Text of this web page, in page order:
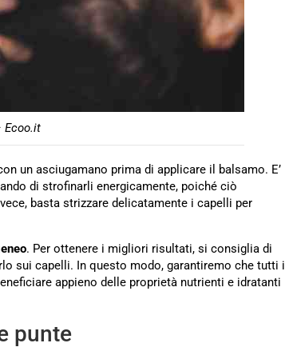
Ecoo.it
un asciugamano prima di applicare il balsamo. E’
di strofinarli energicamente, poiché ciò
basta strizzare delicatamente i capelli per
. Per ottenere i migliori risultati, si consiglia di
sui capelli. In questo modo, garantiremo che tutti i
appieno delle proprietà nutrienti e idratanti
punte